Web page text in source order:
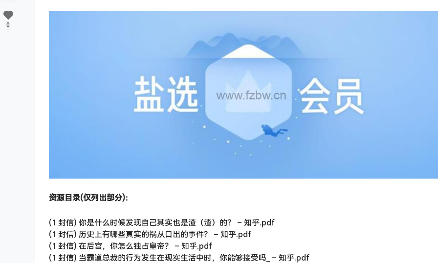
资源目录(仅列出部分)：
(1 封信) 你是什么时候发现自己其实也是渣（渣）的？ – 知乎.pdf
(1 封信) 历史上有哪些真实的祸从口出的事件？ – 知乎.pdf
(1 封信) 在后宫，你怎么独占皇帝？ – 知乎.pdf
(1 封信) 当霸道总裁的行为发生在现实生活中时，你能够接受吗_ – 知乎.pdf
0